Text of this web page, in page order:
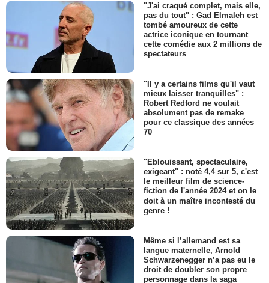
"J'ai craqué complet, mais elle,
pas du tout" : Gad Elmaleh est
tombé amoureux de cette
actrice iconique en tournant
cette comédie aux 2 millions de
spectateurs
"Il y a certains films qu'il vaut
mieux laisser tranquilles" :
Robert Redford ne voulait
absolument pas de remake
pour ce classique des années
70
"Eblouissant, spectaculaire,
exigeant" : noté 4,4 sur 5, c'est
le meilleur film de science-
fiction de l'année 2024 et on le
doit à un maître incontesté du
genre !
Même si l’allemand est sa
langue maternelle, Arnold
Schwarzenegger n’a pas eu le
droit de doubler son propre
personnage dans la saga